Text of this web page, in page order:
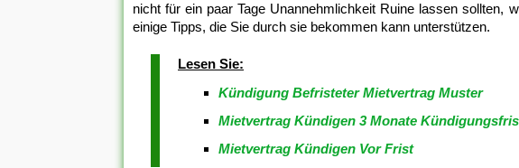
nicht für ein paar Tage Unannehmlichkeit Ruine lassen sollten,
einige Tipps, die Sie durch sie bekommen kann unterstützen.
Lesen Sie:
Kündigung Befristeter Mietvertrag Muster
Mietvertrag Kündigen 3 Monate
Mietvertrag Kündigen Vor Frist